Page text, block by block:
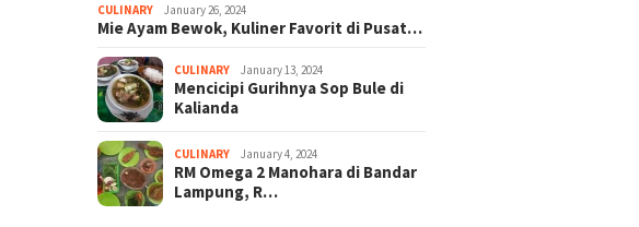
CULINARY January 26, 2024
Mie Ayam Bewok, Kuliner Favorit di Pusat…
CULINARY January 13, 2024
Mencicipi Gurihnya Sop Bule di
Kalianda
CULINARY January 4, 2024
RM Omega 2 Manohara di Bandar
Lampung, R…